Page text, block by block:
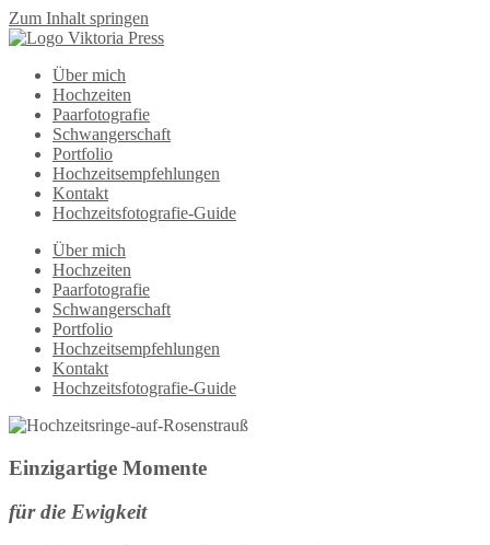
Zum Inhalt springen
Über mich
Hochzeiten
Paarfotografie
Schwangerschaft
Portfolio
Hochzeitsempfehlungen
Kontakt
Hochzeitsfotografie-Guide
Über mich
Hochzeiten
Paarfotografie
Schwangerschaft
Portfolio
Hochzeitsempfehlungen
Kontakt
Hochzeitsfotografie-Guide
Einzigartige Momente
für die Ewigkeit